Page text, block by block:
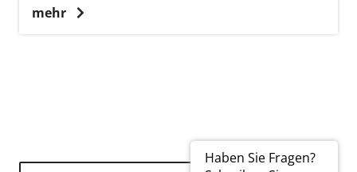
Haben Sie Fragen?
mehr